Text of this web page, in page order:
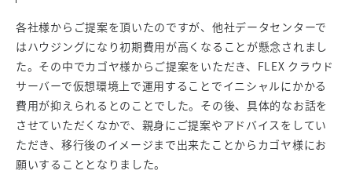
各社様からご提案を頂いたのですが、他社データセンターで
はハウジングになり初期費用が高くなることが懸念されまし
た。その中でカゴヤ様からご提案をいただき、FLEX クラウド
サーバーで仮想環境上で運用することでイニシャルにかかる
費用が抑えられるとのことでした。その後、具体的なお話を
させていただくなかで、親身にご提案やアドバイスをしてい
ただき、移行後のイメージまで出来たことからカゴヤ様にお
願いすることとなりました。